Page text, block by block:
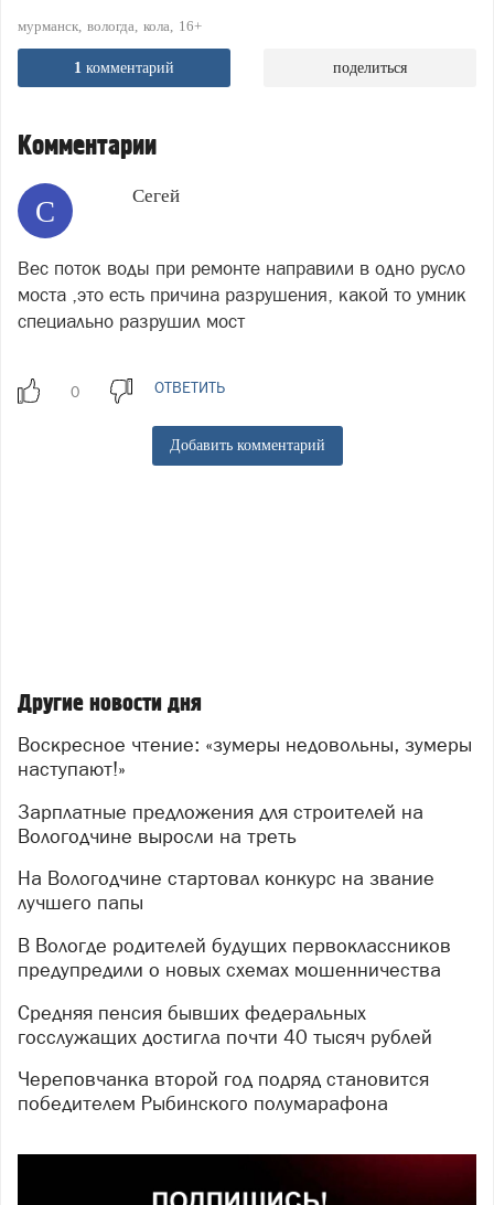
мурманск вологда кола 16+
1 комментарий поделиться
Комментарии
С Сегей
Вес поток воды при ремонте направили в одно русло
моста ,это есть причина разрушения, какой то умник
специально разрушил мост
ОТВЕТИТЬ
Добавить комментарий
Другие новости дня
Воскресное чтение: «зумеры недовольны, зумеры
наступают!»
Зарплатные предложения для строителей на
Вологодчине выросли на треть
На Вологодчине стартовал конкурс на звание
лучшего папы
В Вологде родителей будущих первоклассников
предупредили о новых схемах мошенничества
Средняя пенсия бывших федеральных
госслужащих достигла почти 40 тысяч рублей
Череповчанка второй год подряд становится
победителем Рыбинского полумарафона